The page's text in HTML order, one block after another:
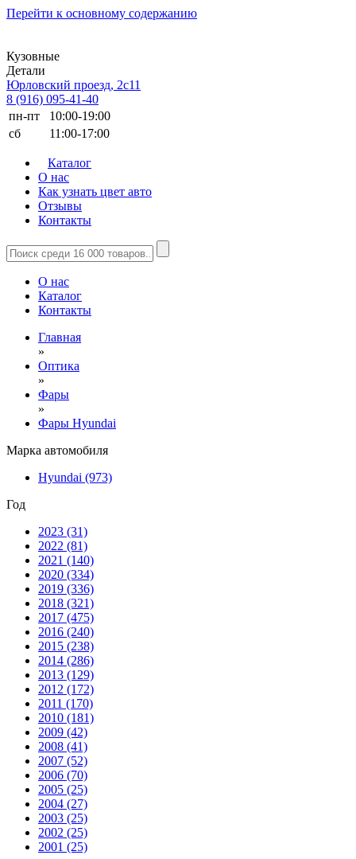
Перейти к основному содержанию
Кузовные
Детали
Юрловский проезд, 2с11
8 (916) 095-41-40
пн-пт
10:00-19:00
сб
11:00-17:00
Каталог
О нас
Как узнать цвет авто
Отзывы
Контакты
О нас
Каталог
Контакты
Главная
»
Оптика
»
Фары
»
Фары Hyundai
Марка автомобиля
Hyundai (973)
Год
2023 (31)
2022 (81)
2021 (140)
2020 (334)
2019 (336)
2018 (321)
2017 (475)
2016 (240)
2015 (238)
2014 (286)
2013 (129)
2012 (172)
2011 (170)
2010 (181)
2009 (42)
2008 (41)
2007 (52)
2006 (70)
2005 (25)
2004 (27)
2003 (25)
2002 (25)
2001 (25)